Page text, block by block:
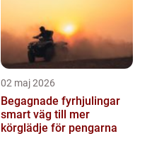
02 maj 2026
Begagnade fyrhjulingar
smart väg till mer
körglädje för pengarna